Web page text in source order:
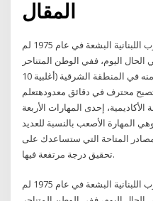
كتب جهاد أيوب: حينما انطلقت الحرب اللبنانية البشعة في عام 1975 لم
اليوم، ففي الوطن المتناحر
آنذاك كان يوجد تلفزيون الدولة، ومنه في المنطقة الشرقية (أغلبية 10
محترف في دقائق معدودهتعلم
إحدى المهارات الأربعة
المهارة الأصعب بالنسبة للعديد
المتاحة التي ستساعدك على
تحقيق درجة مرتفعة فيها.
كتب جهاد أيوب: حينما انطلقت الحرب اللبنانية البشعة في عام 1975 لم